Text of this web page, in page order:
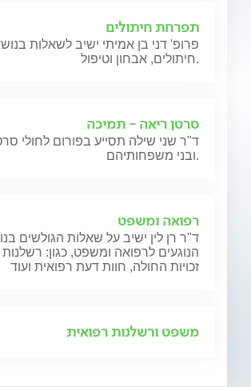
תפרחת חיתולים
פרופ' דני בן אמיתי ישיב לשאלות
חיתולים, אבחון וטיפול.
סרטן ריאה - תמיכה
ד"ר שני שילה תסייע בפורום לחולי
ובני משפחותיהם.
רפואה ומשפט
ד"ר רן לין ישיב על שאלות הגולשים
הנוגעים לרפואה ומשפט, כגון:
זכויות החולה, חוות דעת רפואית ועוד
משפט ורשלנות רפואית